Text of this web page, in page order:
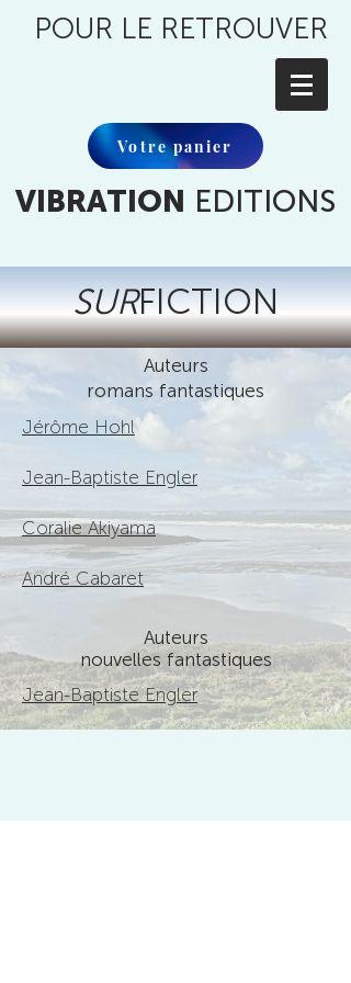
POUR LE RETROUVER
Votre panier
VIBRATION EDITIONS
SURFICTION
Auteurs
romans fantastiques
Jérôme Hohl
Jean-Baptiste Engler
Coralie Akiyama
André Cabaret
Auteurs
nouvelles fantastiques
Jean-Baptiste Engler